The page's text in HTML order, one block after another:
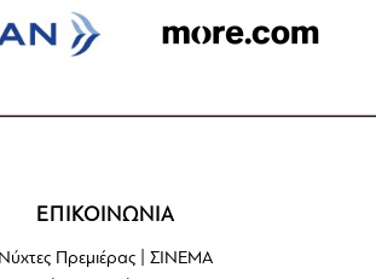
ΕΠΙΚΟΙΝΩΝΙΑ
Νύχτες Πρεμιέρας | ΣΙΝΕΜΑ